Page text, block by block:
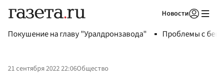
Новости
Покушение на главу "Уралдронзавода" Проблемы с
21 сентября 2022 22:06Общество